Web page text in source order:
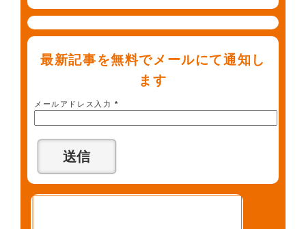
最新記事を無料でメールにて通知し
ます
メールアドレス入力 *